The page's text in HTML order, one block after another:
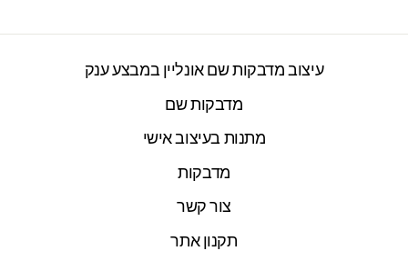
עיצוב מדבקות שם אונליין במבצע ענק
מדבקות שם
מתנות בעיצוב אישי
מדבקות
צור קשר
תקנון אתר